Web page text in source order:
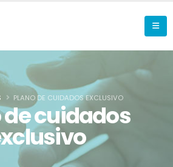
PLANO DE CUIDADOS EXCLUSIVO
de cuidados